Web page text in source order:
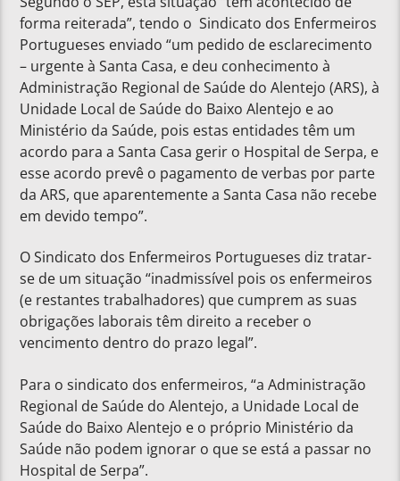
forma reiterada”, tendo o Sindicato dos Enfermeiros
Portugueses enviado “um pedido de esclarecimento
– urgente à Santa Casa, e deu conhecimento à
Administração Regional de Saúde do Alentejo (ARS), à
Unidade Local de Saúde do Baixo Alentejo e ao
Ministério da Saúde, pois estas entidades têm um
acordo para a Santa Casa gerir o Hospital de Serpa, e
esse acordo prevê o pagamento de verbas por parte
da ARS, que aparentemente a Santa Casa não recebe
em devido tempo”.
O Sindicato dos Enfermeiros Portugueses diz tratar-
se de um situação “inadmissível pois os enfermeiros
(e restantes trabalhadores) que cumprem as suas
obrigações laborais têm direito a receber o
vencimento dentro do prazo legal”.
Para o sindicato dos enfermeiros, “a Administração
Regional de Saúde do Alentejo, a Unidade Local de
Saúde do Baixo Alentejo e o próprio Ministério da
Saúde não podem ignorar o que se está a passar no
Hospital de Serpa”.